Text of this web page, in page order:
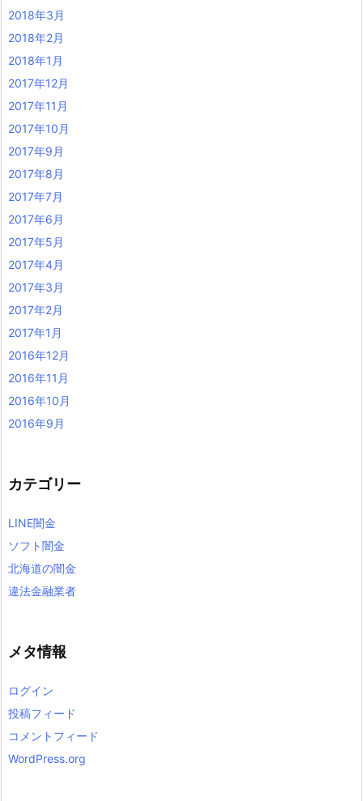
2018年3月
2018年2月
2018年1月
2017年12月
2017年11月
2017年10月
2017年9月
2017年8月
2017年7月
2017年6月
2017年5月
2017年4月
2017年3月
2017年2月
2017年1月
2016年12月
2016年11月
2016年10月
2016年9月
カテゴリー
LINE闇金
ソフト闇金
北海道の闇金
違法金融業者
メタ情報
ログイン
投稿フィード
コメントフィード
WordPress.org